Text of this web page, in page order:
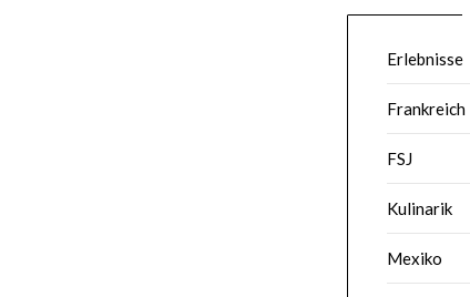
Erlebnisse
Frankreich
FSJ
Kulinarik
Mexiko